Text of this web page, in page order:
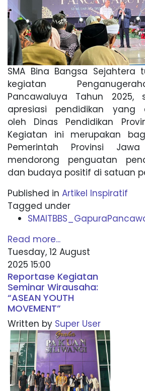
SMA Bina Bangsa Sejahtera
kegiatan
Pancawaluya Tahun 2025,
apresiasi pendidikan yang
oleh Dinas Pendidikan
Kegiatan ini merupakan
Pemerintah Provinsi
mendorong penguatan
dan budaya positif di satuan
Published in Artikel Inspiratif
Tagged under
Read more...
Tuesday, 12 August
2025 15:00
Reportase Kegiatan
Seminar Wirausaha:
“ASEAN YOUTH
MOVEMENT”
Written by Super User